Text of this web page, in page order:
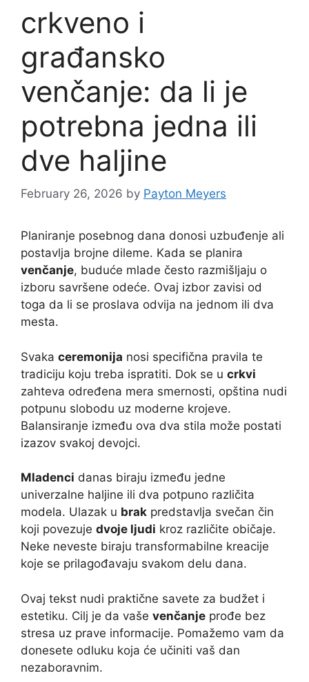
crkveno i
građansko
venčanje: da li je
potrebna jedna ili
dve haljine
February 26, 2026 by Payton Meyers
Planiranje posebnog dana donosi uzbuđenje ali
postavlja brojne dileme. Kada se planira
venčanje, buduće mlade često razmišljaju o
izboru savršene odeće. Ovaj izbor zavisi od
toga da li se proslava odvija na jednom ili dva
mesta.
Svaka ceremonija nosi specifična pravila te
tradiciju koju treba ispratiti. Dok se u crkvi
zahteva određena mera smernosti, opština nudi
potpunu slobodu uz moderne krojeve.
Balansiranje između ova dva stila može postati
izazov svakoj devojci.
Mladenci danas biraju između jedne
univerzalne haljine ili dva potpuno različita
modela. Ulazak u brak predstavlja svečan čin
koji povezuje dvoje ljudi kroz različite običaje.
Neke neveste biraju transformabilne kreacije
koje se prilagođavaju svakom delu dana.
Ovaj tekst nudi praktične savete za budžet i
estetiku. Cilj je da vaše venčanje prođe bez
stresa uz prave informacije. Pomažemo vam da
donesete odluku koja će učiniti vaš dan
nezaboravnim.